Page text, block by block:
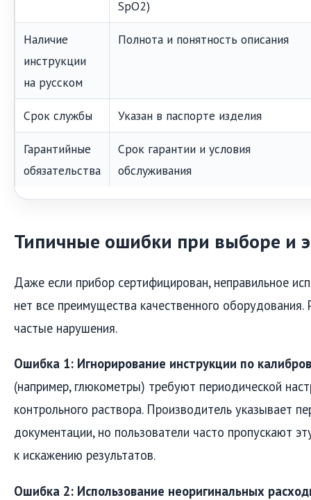
SpO2)
Наличие
инструкции
на русском
Полнота и понятность описания
Срок службы Указан в паспорте изделия
Гарантийные
обязательства
Срок гарантии и условия
обслуживания
Типичные ошибки при выборе и
Даже если прибор сертифицирован, неправильное
нет все преимущества качественного
частые нарушения.
Ошибка 1: Игнорирование инструкции по
(например, глюкометры) требуют периодической
контрольного раствора. Производитель указывает
документации, но пользователи часто пропускают
к искажению результатов.
Ошибка 2: Использование неоригинальных